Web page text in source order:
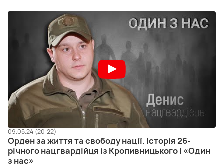
09.05.24 (20:22)
Орден за життя та свободу нації. Історія 26-
річного нацгвардійця із Кропивницького | «Один
з нас»